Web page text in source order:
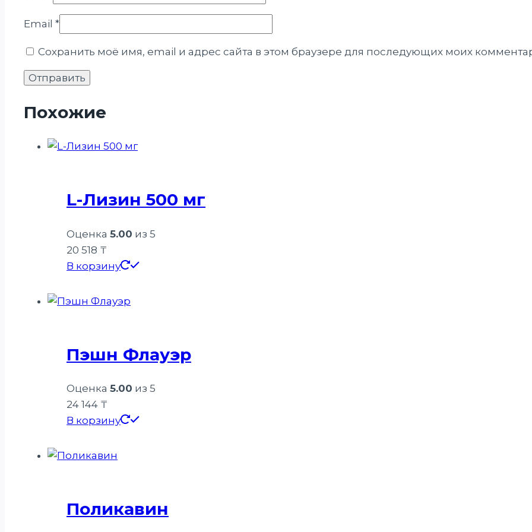
Email *
Сохранить моё имя, email и адрес сайта в этом браузере для последующих моих
Похожие
L-Лизин 500 мг
Оценка 5.00 из 5
20 518 ₸
В корзину
Пэшн Флауэр
Оценка 5.00 из 5
24 144 ₸
В корзину
Поликавин